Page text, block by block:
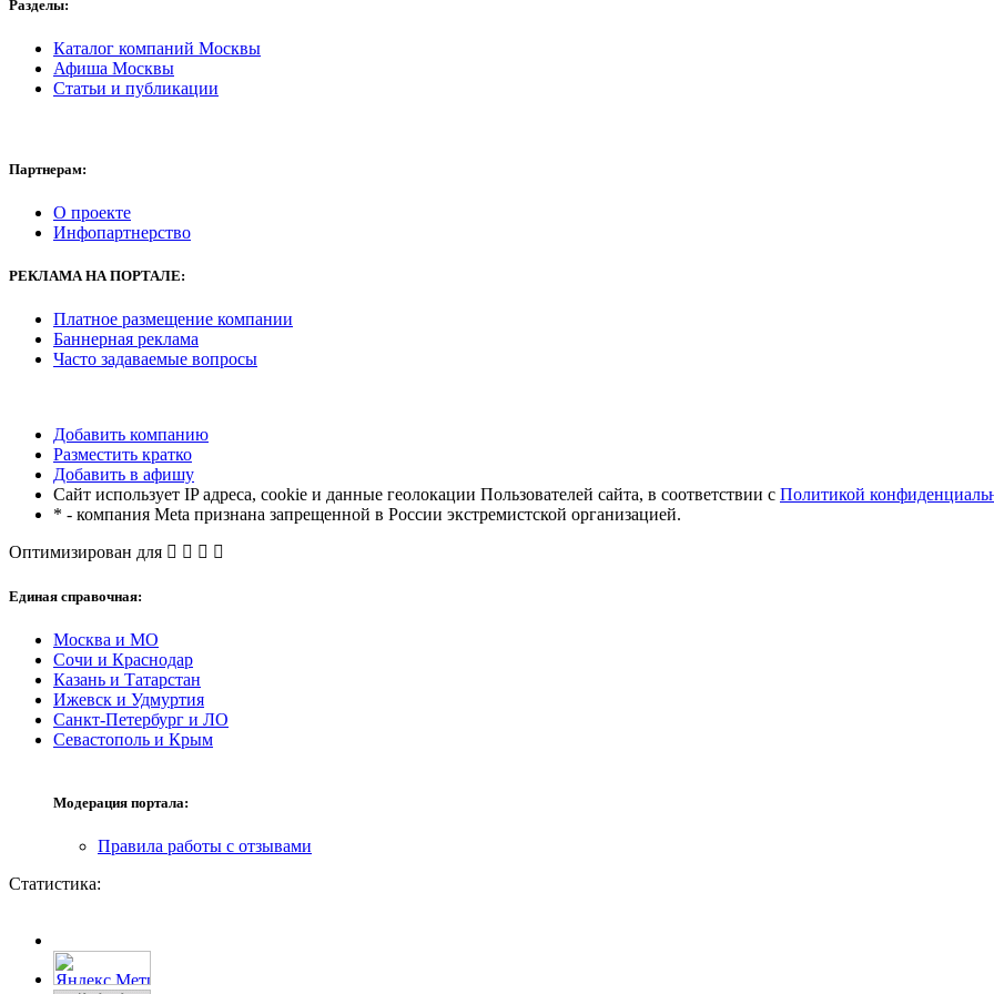
Разделы:
Каталог компаний Москвы
Афиша Москвы
Статьи и публикации
Партнерам:
О проекте
Инфопартнерство
РЕКЛАМАНА ПОРТАЛЕ:
Платное размещение компании
Баннерная реклама
Часто задаваемые вопросы
Добавить компанию
Разместить кратко
Добавить в афишу
Сайт использует IP адреса, cookie и данные геолокации Пользователей сайта, в соответствии с Политикой
* - компания Meta признана запрещенной в России экстремистской организацией.
Оптимизирован для
Единая справочная:
Москва и МО
Сочи и Краснодар
Казань и Татарстан
Ижевск и Удмуртия
Санкт-Петербург и ЛО
Севастополь и Крым
Модерация портала:
Правила работы с отзывами
Статистика: